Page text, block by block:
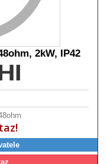
2kW, IP42